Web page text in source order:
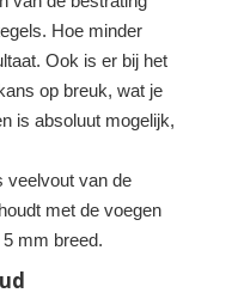
Hoe minder
Ook is er bij het
op breuk, wat je
is absoluut mogelijk,
veelvout van de
met de voegen
mm breed.